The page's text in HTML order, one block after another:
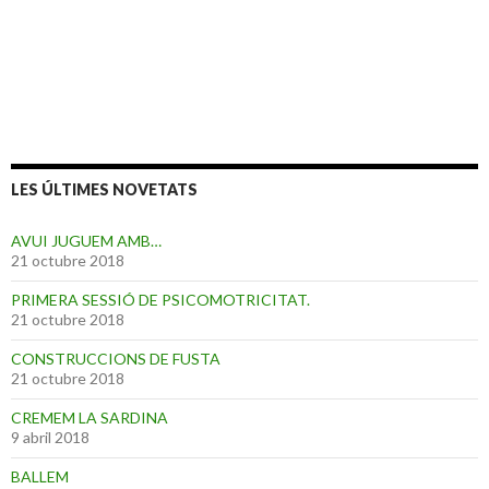
LES ÚLTIMES NOVETATS
AVUI JUGUEM AMB…
21 octubre 2018
PRIMERA SESSIÓ DE PSICOMOTRICITAT.
21 octubre 2018
CONSTRUCCIONS DE FUSTA
21 octubre 2018
CREMEM LA SARDINA
9 abril 2018
BALLEM